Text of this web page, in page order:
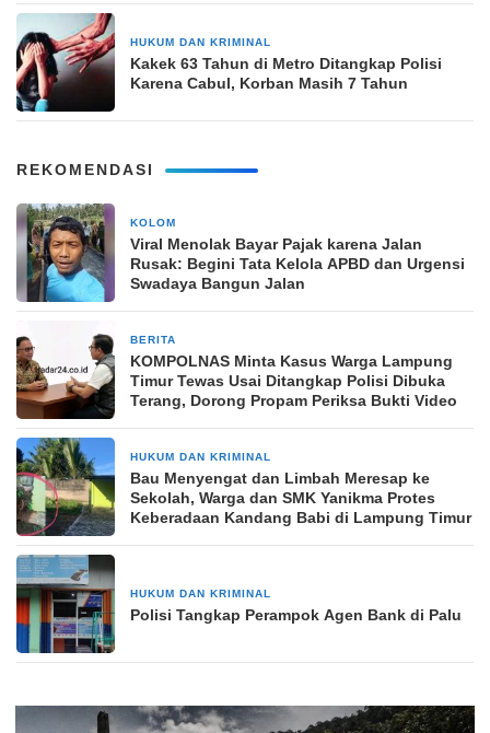
HUKUM DAN KRIMINAL
Kakek 63 Tahun di Metro Ditangkap Polisi
Karena Cabul, Korban Masih 7 Tahun
REKOMENDASI
KOLOM
Viral Menolak Bayar Pajak karena Jalan
Rusak: Begini Tata Kelola APBD dan Urgensi
Swadaya Bangun Jalan
BERITA
KOMPOLNAS Minta Kasus Warga Lampung
Timur Tewas Usai Ditangkap Polisi Dibuka
Terang, Dorong Propam Periksa Bukti Video
HUKUM DAN KRIMINAL
Bau Menyengat dan Limbah Meresap ke
Sekolah, Warga dan SMK Yanikma Protes
Keberadaan Kandang Babi di Lampung Timur
HUKUM DAN KRIMINAL
Polisi Tangkap Perampok Agen Bank di Palu